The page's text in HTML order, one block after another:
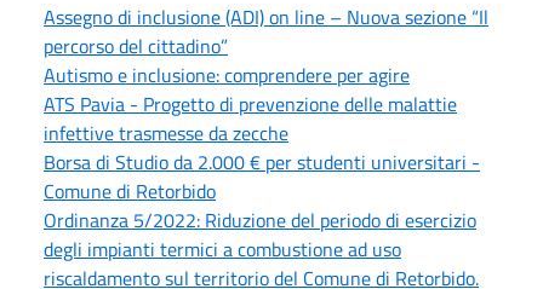
Assegno di inclusione (ADI) on line – Nuova sezione “Il
percorso del cittadino”
Autismo e inclusione: comprendere per agire
ATS Pavia - Progetto di prevenzione delle malattie
infettive trasmesse da zecche
Borsa di Studio da 2.000 € per studenti universitari -
Comune di Retorbido
Ordinanza 5/2022: Riduzione del periodo di esercizio
degli impianti termici a combustione ad uso
riscaldamento sul territorio del Comune di Retorbido.